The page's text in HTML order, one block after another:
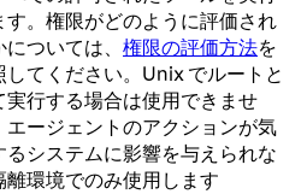
す。権限がどのように評価され
については、 権限の評価方法を
してください。Unix でルートと
実行する場合は使用できませ
エージェントのアクションが気
るシステムに影響を与えられな
離環境でのみ使用します